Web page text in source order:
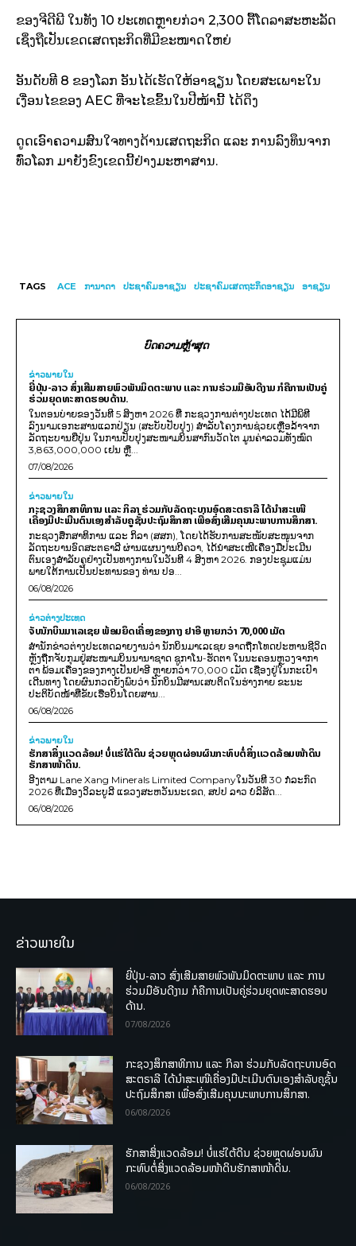
ຂອງຈີດີພີ ໃນທັງ 10 ປະເທດຫຼາຍກ່ວາ 2,300 ຕື້ໂດລາສະຫະລັດ
ເຊິ່ງຖືເປັນເຂດເສດຖະກິດທີ່ມີຂະໜາດໃຫຍ່
ອັນດັບທີ 8 ຂອງໂລກ ອັນໄດ້ເຮັດໃຫ້ອາຊຽນ ໂດຍສະເພາະໃນ
ເງື່ອນໄຂຂອງ AEC ທີ່ຈະໄຂຂຶ້ນໃນປີໜ້ານີ້ ໄດ້ດຶງ
ດູດເອົາຄວາມສົນໃຈທາງດ້ານເສດຖະກິດ ແລະ ການລົງທຶນຈາກ
ທົ່ວໂລກ ມາຍັງຂົງເຂດນີ້ຢ່າງມະຫາສານ.
TAGS ACE ການາດາ ປະຊາຄົມອາຊຽນ ປະຊາຄົມເສດຖະກິດອາຊຽນ ອາຊຽນ
ບົດຄວາມຫຼ້າສຸດ
ຂ່າວພາຍ​ໃນ
ຍີ່ປຸ່ນ-ລາວ ສົ່ງເສີມສາຍພົວພັນມິດຕະພາບ ແລະ ການຮ່ວມມືອັນດີງາມ ກໍຄືການເປັນຄູ່
ຮ່ວມຍຸດທະສາດຮອບດ້ານ.
ໃນຕອນບ່າຍຂອງວັນທີ 5 ສິງຫາ 2026 ທີ່ ກະຊວງການຕ່າງປະເທດ ໄດ້ມີພິທີ
ລົງນາມເອກະສານແລກປ່ຽນ (ສະບັບປັບປຸງ) ສໍາລັບໂຄງການຊ່ວຍເຫຼືອລ້າຈາກ
ລັດຖະບານຍີ່ປຸ່ນ ໃນການປັບປຸງສະໜາມບິນສາກົນວັດໄຕ ມູນຄ່າລວມທັງໝົດ
3,863,000,000 ເຢນ ຫຼື...
07/08/2026
ຂ່າວພາຍ​ໃນ
ກະຊວງສຶກສາທິການ ແລະ ກິລາ ຮ່ວມກັບລັດຖະບານອົດສະຕຣາລີ ໄດ້ນຳສະເໜີ
ເຄື່ອງມືປະເມີນຕົນເອງສຳລັບຄູຊັ້ນປະຖົມສຶກສາ ເພື່ອສົ່ງເສີມຄຸນນະພາບການສຶກສາ.
ກະຊວງສຶກສາທິການ ແລະ ກິລາ (ສສກ), ໂດຍໄດ້ຮັບການສະໜັບສະໜູນຈາກ
ລັດຖະບານອົດສະຕຣາລີ ຜ່ານແຜນງານບີຄວາ, ໄດ້ນຳສະເໜີເຄື່ອງມືປະເມີນ
ຕົນເອງສຳລັບຄູຢ່າງເປັນທາງການໃນວັນທີ 4 ສິງຫາ 2026. ກອງປະຊຸມແມ່ນ
ພາຍໃຕ້ການເປັນປະທານຂອງ ທ່ານ ປອ...
06/08/2026
ຂ່າວຕ່າງປະເທດ
ຈັບນັກບິນມາເລເຊຍ ພ້ອມຍຶດເຄື່ອງຂອງກາງ ຢາອີ ຫຼາຍກວ່າ 70,000 ເມັດ
ສຳນັກຂ່າວຕ່າງປະເທດລາຍງານວ່າ ນັກບິນມາເລເຊຍ ອາດຖືກໂທດປະຫານຊີວິດ
ຫຼັງຖືກຈັບກຸມຢູ່ສະໜາມບິນນານາຊາດ ຊູກາໂນ-ຮັດຕາ ໃນນະຄອນຫຼວງຈາກາ
ຕາ ພ້ອມເຄື່ອງຂອງກາງເປັນຢາອີ ຫຼາຍກວ່າ 70,000 ເມັດ ເຊື່ອງຢູ່ໃນກະເປົາ
ເດີນທາງ ໂດຍຜົນກວດຍັງພົບວ່າ ນັກບິນມີສານເສບຕິດໃນຮ່າງກາຍ ຂະນະ
ປະຕິບັດໜ້າທີ່ຂັບເຮືອບິນໂດຍສານ...
06/08/2026
ຂ່າວພາຍ​ໃນ
ຮັກສາສິ່ງແວດລ້ອມ! ບໍ່ແຮ່ໃຕ້ດິນ ຊ່ວຍຫຼຸດຜ່ອນຜົນກະທົບຕໍ່ສິ່ງແວດລ້ອມໜ້າດິນ
ຮັກສາໜ້າດິນ.
ອີງຕາມ Lane Xang Minerals Limited Companyໃນວັນທີ 30 ກໍລະກົດ
2026 ທີ່ເມືອງວິລະບູລີ ແຂວງສະຫວັນນະເຂດ, ສປປ ລາວ ບໍລິສັດ...
06/08/2026
ຂ່າວພາຍໃນ
ຍີ່ປຸ່ນ-ລາວ ສົ່ງເສີມສາຍພົວພັນມິດຕະພາບ ແລະ ການ
ຮ່ວມມືອັນດີງາມ ກໍຄືການເປັນຄູ່ຮ່ວມຍຸດທະສາດຮອບ
ດ້ານ.
07/08/2026
ກະຊວງສຶກສາທິການ ແລະ ກິລາ ຮ່ວມກັບລັດຖະບານອົດ
ສະຕຣາລີ ໄດ້ນຳສະເໜີເຄື່ອງມືປະເມີນຕົນເອງສຳລັບຄູຊັ້ນ
ປະຖົມສຶກສາ ເພື່ອສົ່ງເສີມຄຸນນະພາບການສຶກສາ.
06/08/2026
ຮັກສາສິ່ງແວດລ້ອມ! ບໍ່ແຮ່ໃຕ້ດິນ ຊ່ວຍຫຼຸດຜ່ອນຜົນ
ກະທົບຕໍ່ສິ່ງແວດລ້ອມໜ້າດິນຮັກສາໜ້າດິນ.
06/08/2026